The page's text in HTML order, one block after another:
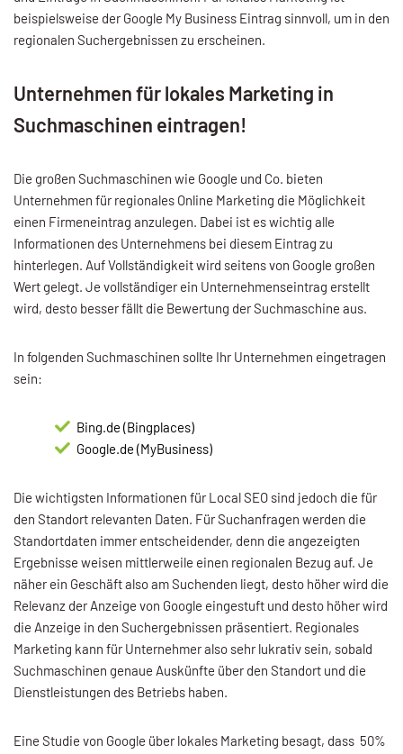
beispielsweise der Google My Business Eintrag sinnvoll, um in den
regionalen Suchergebnissen zu erscheinen.
Unternehmen für lokales Marketing in
Suchmaschinen eintragen!
Die großen Suchmaschinen wie Google und Co. bieten
Unternehmen für regionales Online Marketing die Möglichkeit
einen Firmeneintrag anzulegen. Dabei ist es wichtig alle
Informationen des Unternehmens bei diesem Eintrag zu
hinterlegen. Auf Vollständigkeit wird seitens von Google großen
Wert gelegt. Je vollständiger ein Unternehmenseintrag erstellt
wird, desto besser fällt die Bewertung der Suchmaschine aus.
In folgenden Suchmaschinen sollte Ihr Unternehmen eingetragen
sein:
Bing.de (Bingplaces)
Google.de (MyBusiness)
Die wichtigsten Informationen für Local SEO sind jedoch die für
den Standort relevanten Daten. Für Suchanfragen werden die
Standortdaten immer entscheidender, denn die angezeigten
Ergebnisse weisen mittlerweile einen regionalen Bezug auf. Je
näher ein Geschäft also am Suchenden liegt, desto höher wird die
Relevanz der Anzeige von Google eingestuft und desto höher wird
die Anzeige in den Suchergebnissen präsentiert. Regionales
Marketing kann für Unternehmer also sehr lukrativ sein, sobald
Suchmaschinen genaue Auskünfte über den Standort und die
Dienstleistungen des Betriebs haben.
Eine Studie von Google über lokales Marketing besagt, dass 50%